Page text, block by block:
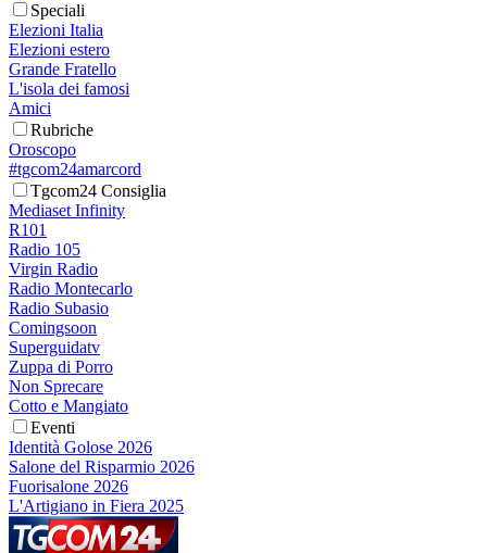
Speciali
Elezioni Italia
Elezioni estero
Grande Fratello
L'isola dei famosi
Amici
Rubriche
Oroscopo
#tgcom24amarcord
Tgcom24 Consiglia
Mediaset Infinity
R101
Radio 105
Virgin Radio
Radio Montecarlo
Radio Subasio
Comingsoon
Superguidatv
Zuppa di Porro
Non Sprecare
Cotto e Mangiato
Eventi
Identità Golose 2026
Salone del Risparmio 2026
Fuorisalone 2026
L'Artigiano in Fiera 2025